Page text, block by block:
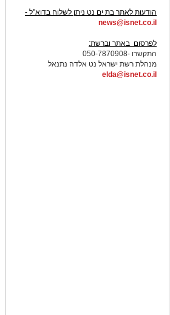
הודעות לאתר בת ים נט ניתן לשלוח בדוא"ל -
news@isnet.co.il
לפרסום באתר וברשת:
התקשרו -050-7870908
מנהלת רשת ישראל נט אלדה נתנאל
elda@isnet.co.il